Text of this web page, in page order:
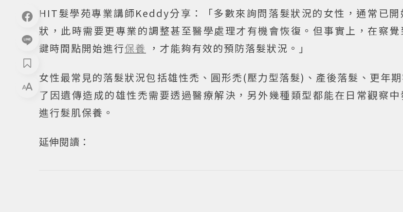
HIT髮學苑專業講師Keddy分享：「多數來詢問落髮狀況的女性，通常已開
狀，此時需要更專業的調整甚至醫學處理才有機會恢復。但事實上，在察
鍵時間點開始進行保養 ，才能夠有效的預防落髮狀況。」
女性最常見的落髮狀況包括雄性禿、圓形禿(壓力型落髮)、產後落髮、更年
了因遺傳造成的雄性禿需要透過醫療解決，另外幾種類型都能在日常觀察
進行髮肌保養。
延伸閱讀：